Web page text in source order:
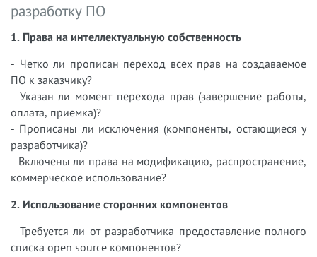
разработку ПО
1. Права на интеллектуальную собственность
- Четко ли прописан переход всех прав на создаваемое
ПО к заказчику?
- Указан ли момент перехода прав (завершение работы,
оплата, приемка)?
- Прописаны ли исключения (компоненты, остающиеся у
разработчика)?
- Включены ли права на модификацию, распространение,
коммерческое использование?
2. Использование сторонних компонентов
- Требуется ли от разработчика предоставление полного
списка open source компонентов?